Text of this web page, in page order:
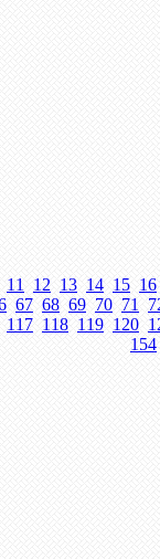
11 12 13 14 15 16
67 68 69 70 71
117 118 119 120
154